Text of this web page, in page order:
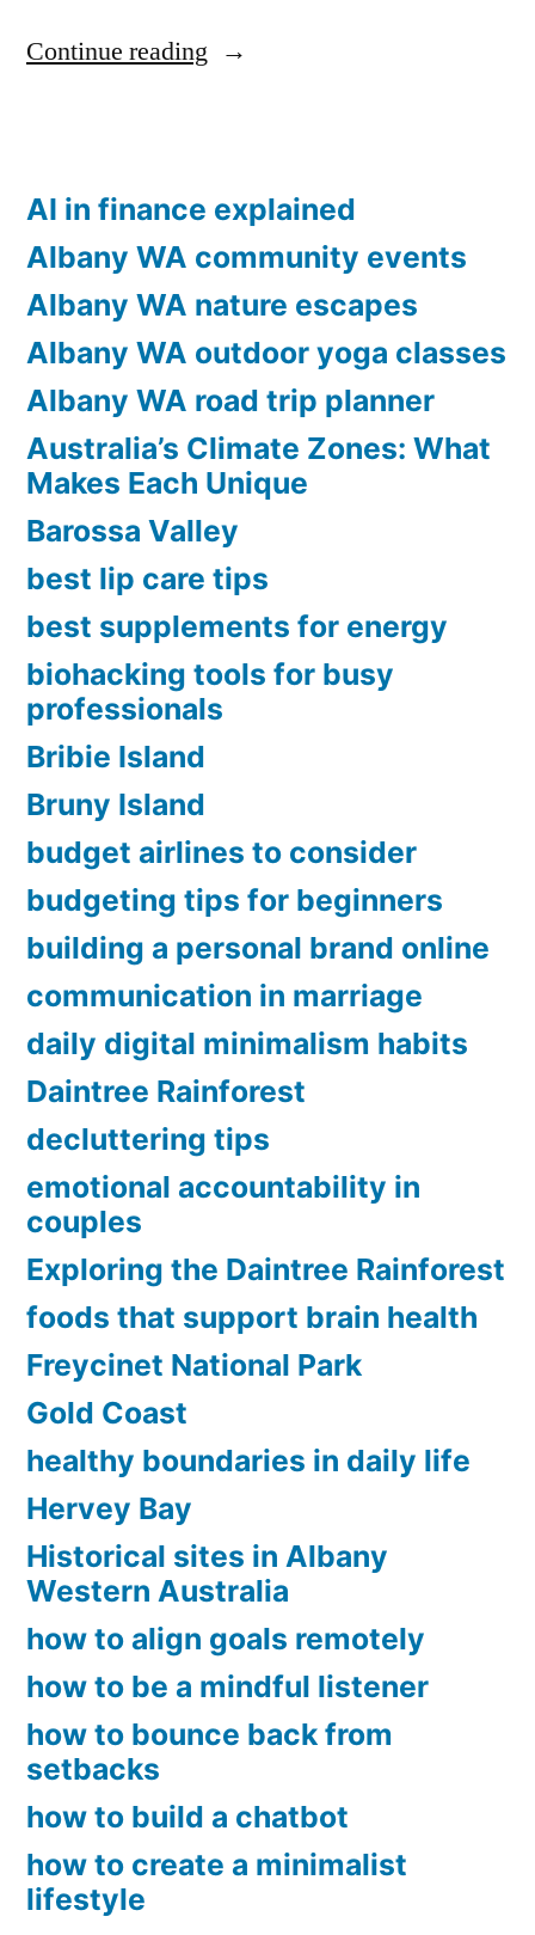
Continue reading “The
7-
step
Guide
Template”
AI in finance explained
Albany WA community events
Albany WA nature escapes
Albany WA outdoor yoga classes
Albany WA road trip planner
Australia’s Climate Zones: What
Makes Each Unique
Barossa Valley
best lip care tips
best supplements for energy
biohacking tools for busy
professionals
Bribie Island
Bruny Island
budget airlines to consider
budgeting tips for beginners
building a personal brand online
communication in marriage
daily digital minimalism habits
Daintree Rainforest
decluttering tips
emotional accountability in
couples
Exploring the Daintree Rainforest
foods that support brain health
Freycinet National Park
Gold Coast
healthy boundaries in daily life
Hervey Bay
Historical sites in Albany
Western Australia
how to align goals remotely
how to be a mindful listener
how to bounce back from
setbacks
how to build a chatbot
how to create a minimalist
lifestyle